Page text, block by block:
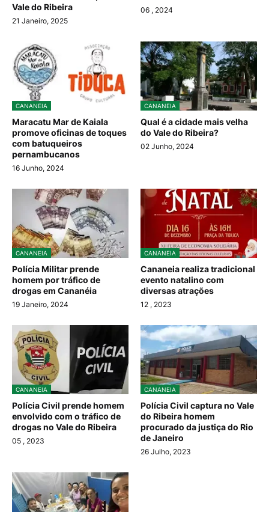
Vale do Ribeira
21 Janeiro, 2025
06 , 2024
CANANEIA
Maracatu Mar de Kaiala
promove oficinas de toques
com batuqueiros
pernambucanos
16 Junho, 2024
CANANEIA
Qual é a cidade mais velha
do Vale do Ribeira?
02 Junho, 2024
CANANEIA
Polícia Militar prende
homem por tráfico de
drogas em Cananéia
19 Janeiro, 2024
CANANEIA
Cananeia realiza tradicional
evento natalino com
diversas atrações
12 , 2023
CANANEIA
Polícia Civil prende homem
envolvido com o tráfico de
drogas no Vale do Ribeira
05 , 2023
CANANEIA
Polícia Civil captura no Vale
do Ribeira homem
procurado da justiça do Rio
de Janeiro
26 Julho, 2023